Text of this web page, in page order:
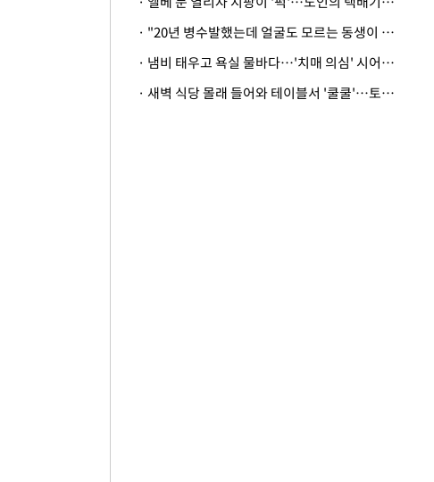
· "20년 병수발했는데 얼굴도 모르는 동생이 유산 절반을"…배다른 형제 상속권 있을까
· 냄비 태우고 욕실 물바다…'치매 의심' 시어머니 검사 권유했다가 '날벼락'
· 새벽 식당 몰래 들어와 테이블서 '쿨쿨'…토사물 남기고 사라진 남성